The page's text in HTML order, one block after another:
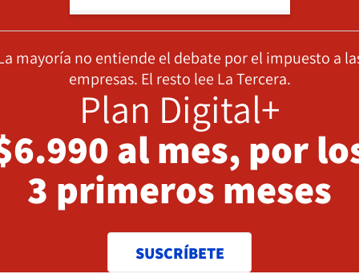
mayoría no entiende el debate por el impuesto a
empresas. El resto lee La Tercera.
Plan Digital+
al mes, por
3 primeros meses
SUSCRÍBETE